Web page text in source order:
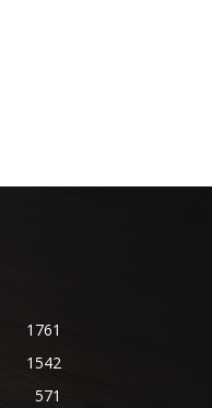
1761
1542
571